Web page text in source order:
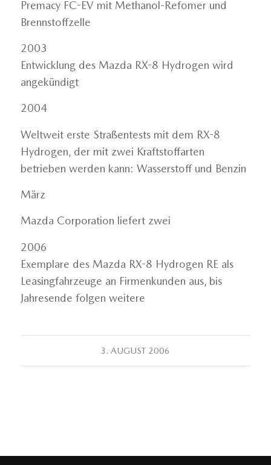
Premacy FC-EV mit Methanol-Refomer und
Brennstoffzelle
2003
Entwicklung des Mazda RX-8 Hydrogen wird
angekündigt
2004
Weltweit erste Straßentests mit dem RX-8
Hydrogen, der mit zwei Kraftstoffarten
betrieben werden kann: Wasserstoff und Benzin
März
Mazda Corporation liefert zwei
2006
Exemplare des Mazda RX-8 Hydrogen RE als
Leasingfahrzeuge an Firmenkunden aus, bis
Jahresende folgen weitere
3. AUGUST 2006